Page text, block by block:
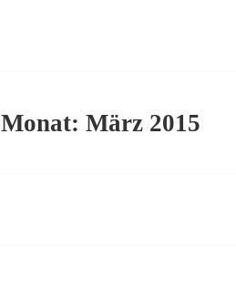
Monat:März 2015